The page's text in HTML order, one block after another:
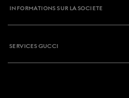
INFORMATIONS SUR LA SOCIETE
SERVICES GUCCI